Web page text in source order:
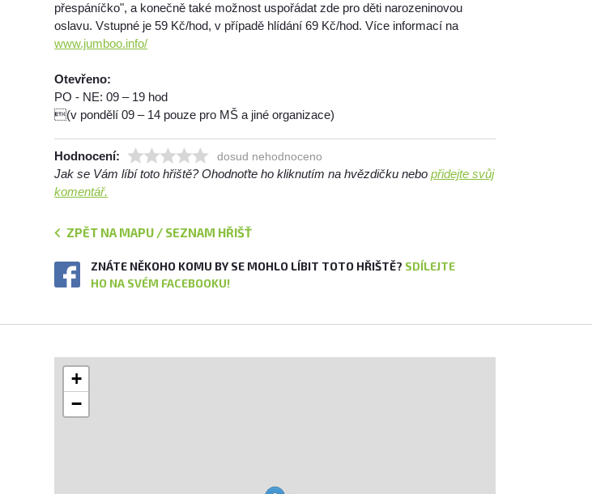
přespáníčko", a konečně také možnost uspořádat zde pro děti narozeninovou
oslavu. Vstupné je 59 Kč/hod, v případě hlídání 69 Kč/hod. Více informací na
www.jumboo.info/
Otevřeno:
PO - NE: 09 – 19 hod
(v pondělí 09 – 14 pouze pro MŠ a jiné organizace)
Hodnocení: dosud nehodnoceno
Jak se Vám líbí toto hřiště? Ohodnoťte ho kliknutím na hvězdičku nebopřidejte svůj
komentář.
ZPĚT NA MAPU / SEZNAM HŘIŠŤ
ZNÁTE NĚKOHO KOMU BY SE MOHLO LÍBIT TOTO HŘIŠTĚ? SDÍLEJTE
HO NA SVÉM FACEBOOKU!
+
−